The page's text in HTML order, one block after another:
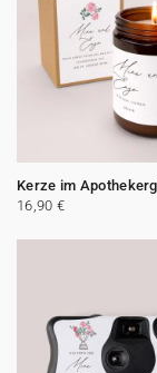
Kerze im
16,90 €